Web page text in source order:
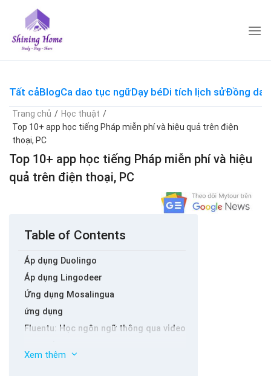
content
Tất cảBlogCa dao tục ngữDạy béDi tích lịch sửĐồng dao
Trang chủ / Học thuật /
Top 10+ app học tiếng Pháp miễn phí và hiệu quả trên điện
thoại, PC
Top 10+ app học tiếng Pháp miễn phí và hiệu
quả trên điện thoại, PC
Table of Contents
Áp dụng Duolingo
Áp dụng Lingodeer
Ứng dụng Mosalingua
ứng dụng
Fluentu: Học ngôn ngữ thông qua video
Xem thêm